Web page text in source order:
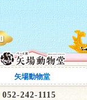
矢場動物堂
052-242-1115